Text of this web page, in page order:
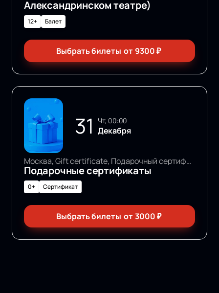
Александринском театре)
12+ Балет
Выбрать билеты от 9300₽
31 чт, 00:00
Декабря
Москва, Gift certificate, Подарочный сертификат
Подарочные сертификаты
0+ Сертификат
Выбрать билеты от 3000₽